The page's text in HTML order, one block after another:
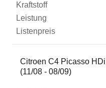
Citroen C4 Picasso
(11/08 - 08/09)